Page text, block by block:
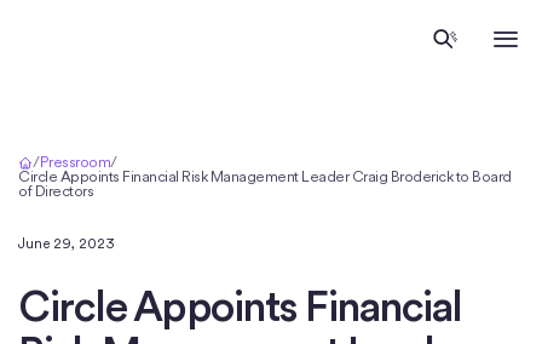
/Pressroom/
Circle Appoints Financial Risk Management Leader Craig Broderick to Board
of Directors
June 29, 2023
Circle Appoints Financial